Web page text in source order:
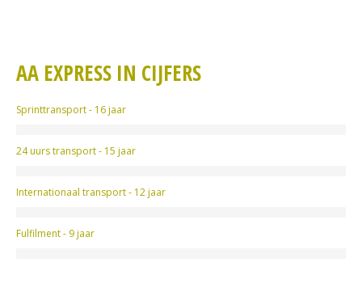
AA EXPRESS IN CIJFERS
Sprinttransport - 16 jaar
24 uurs transport - 15 jaar
Internationaal transport - 12 jaar
Fulfilment - 9 jaar